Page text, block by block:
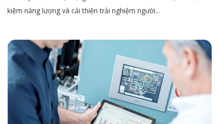
kiệm năng lượng và cải thiện trải nghiệm người...